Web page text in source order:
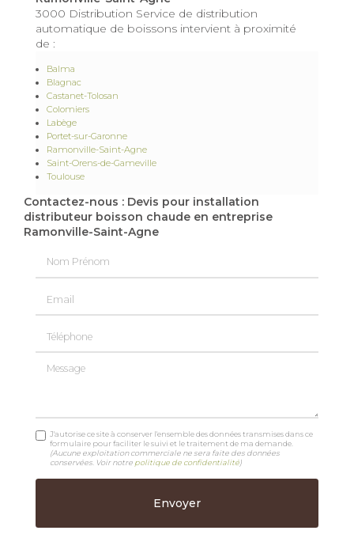
3000 Distribution Service de distribution
automatique de boissons intervient à proximité
de :
Balma
Blagnac
Castanet-Tolosan
Colomiers
Labège
Portet-sur-Garonne
Ramonville-Saint-Agne
Saint-Orens-de-Gameville
Toulouse
Contactez-nous : Devis pour installation
distributeur boisson chaude en entreprise
Ramonville-Saint-Agne
Message
J'autorise ce site à conserver l'ensemble des données transmises dans ce
formulaire pour faciliter le suivi et le traitement de ma demande.
(Aucune exploitation commerciale ne sera faite des données
conservées. Voir notre politique de confidentialité)